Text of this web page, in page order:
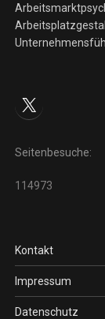
X
Seitenbesuche:
114973
Kontakt
Impressum
Datenschutz